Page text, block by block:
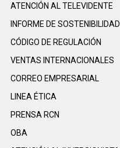
ATENCIÓN AL TELEVIDENTE
INFORME DE SOSTENIBILIDAD
CÓDIGO DE REGULACIÓN
VENTAS INTERNACIONALES
CORREO EMPRESARIAL
LINEA ÉTICA
PRENSA RCN
OBA